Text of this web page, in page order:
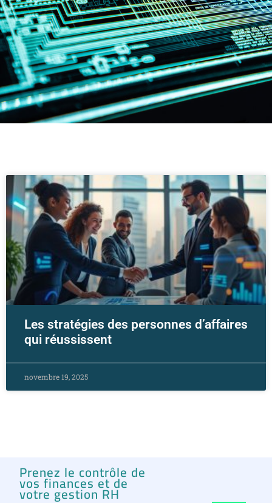
Les stratégies des personnes d’affaires
qui réussissent
novembre 19, 2025
Prenez le contrôle de
vos finances et de
votre gestion RH